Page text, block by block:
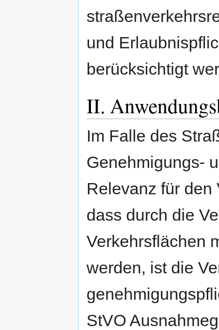
und
berücksichtigt
II.
Im Falle des
Genehmigungs-
Relevanz für den
dass durch die
Verkehrsflächen
werden, ist die
StVO